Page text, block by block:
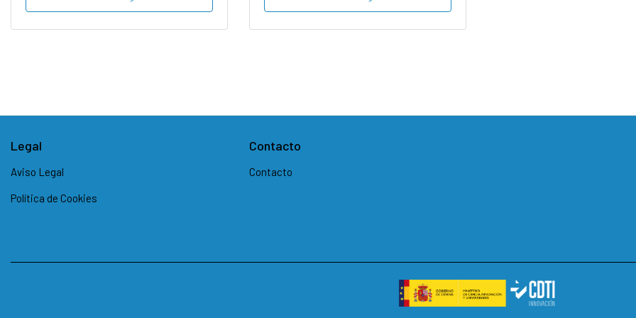
Legal
Aviso Legal
Política de Cookies
Contacto
Contacto